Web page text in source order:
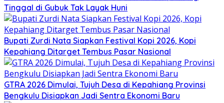
Tinggal di Gubuk Tak Layak Huni
Bupati Zurdi Nata Siapkan Festival Kopi 2026, Kopi
Kepahiang Ditarget Tembus Pasar Nasional
GTRA 2026 Dimulai, Tujuh Desa di Kepahiang Provinsi
Bengkulu Disiapkan Jadi Sentra Ekonomi Baru